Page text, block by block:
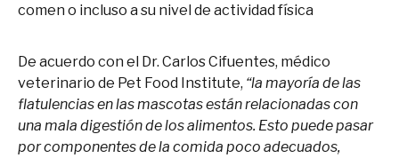
comen o incluso a su nivel de actividad física
De acuerdo con el Dr. Carlos Cifuentes, médico
veterinario de Pet Food Institute, “la mayoría de las
flatulencias en las mascotas están relacionadas con
una mala digestión de los alimentos. Esto puede pasar
por componentes de la comida poco adecuados,